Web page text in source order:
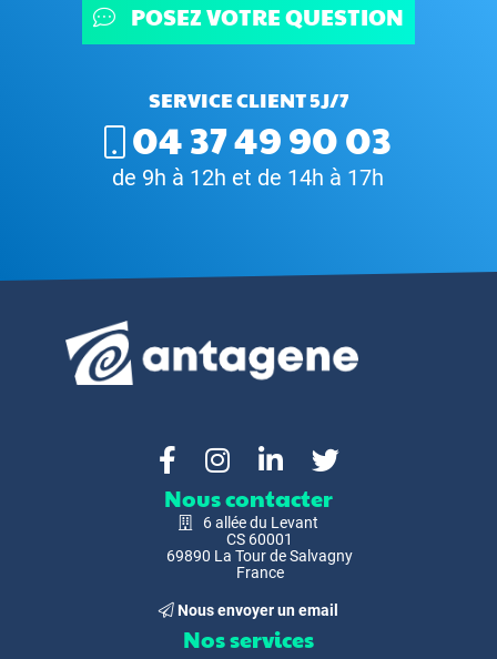
POSEZ VOTRE QUESTION
SERVICE CLIENT 5J/7
04 37 49 90 03
de 9h à 12h et de 14h à 17h
Nous contacter
6 allée du Levant
CS 60001
69890 La Tour de Salvagny
France
Nous envoyer un email
Nos services